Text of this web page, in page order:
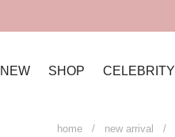
NEW SHOP CELEBRITY
home / new arrival /